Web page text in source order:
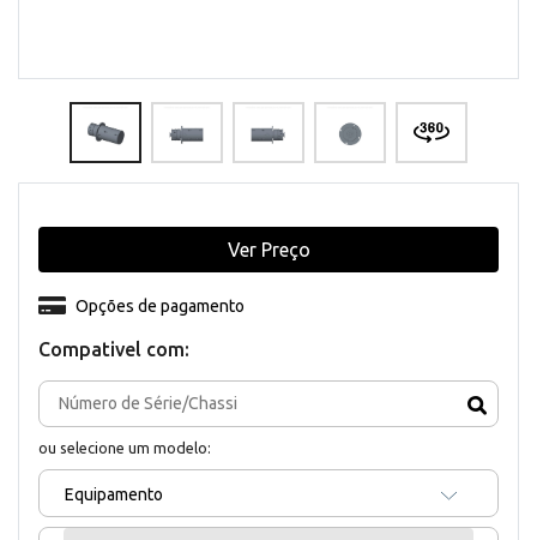
Compativel com:
ou selecione um modelo:
Equipamento
Opções de pagamento
Ver Preço